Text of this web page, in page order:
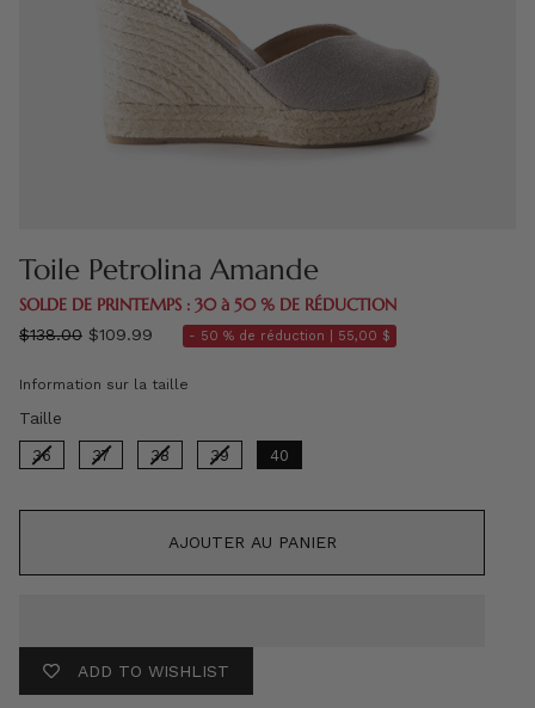
Toile Petrolina Amande
SOLDE DE PRINTEMPS : 30 à 50 % DE RÉDUCTION
régulier
$138.00 $109.99 - 50 % de réduction | 55,00 $
Information sur la taille
Taille
36 37 38 39 40
AJOUTER AU PANIER
ADD TO WISHLIST